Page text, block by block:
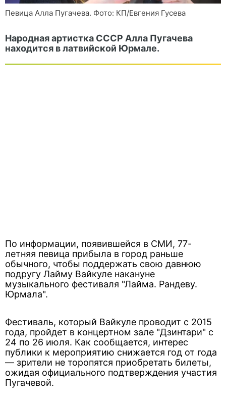
Певица Алла Пугачева. Фото: КП/Евгения Гусева
Народная артистка СССР Алла Пугачева
находится в латвийской Юрмале.
По информации, появившейся в СМИ, 77-
летняя певица прибыла в город раньше
обычного, чтобы поддержать свою давнюю
подругу Лайму Вайкуле накануне
музыкального фестиваля "Лайма. Рандеву.
Юрмала".
Фестиваль, который Вайкуле проводит с 2015
года, пройдет в концертном зале "Дзинтари" с
24 по 26 июля. Как сообщается, интерес
публики к мероприятию снижается год от года
— зрители не торопятся приобретать билеты,
ожидая официального подтверждения участия
Пугачевой.